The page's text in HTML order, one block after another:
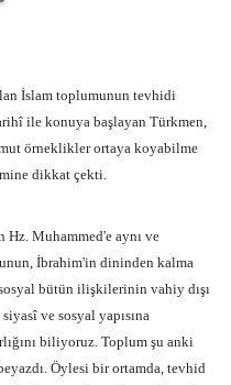
İslam toplumunun tevhidi
ile konuya başlayan Türkmen,
örneklikler ortaya koyabilme
dikkat çekti.
Hz. Muhammed'e aynı ve
İbrahim'in dininden kalma
bütün ilişkilerinin vahiy dışı
ve sosyal yapısına
biliyoruz. Toplum şu anki
Öylesi bir ortamda, tevhid